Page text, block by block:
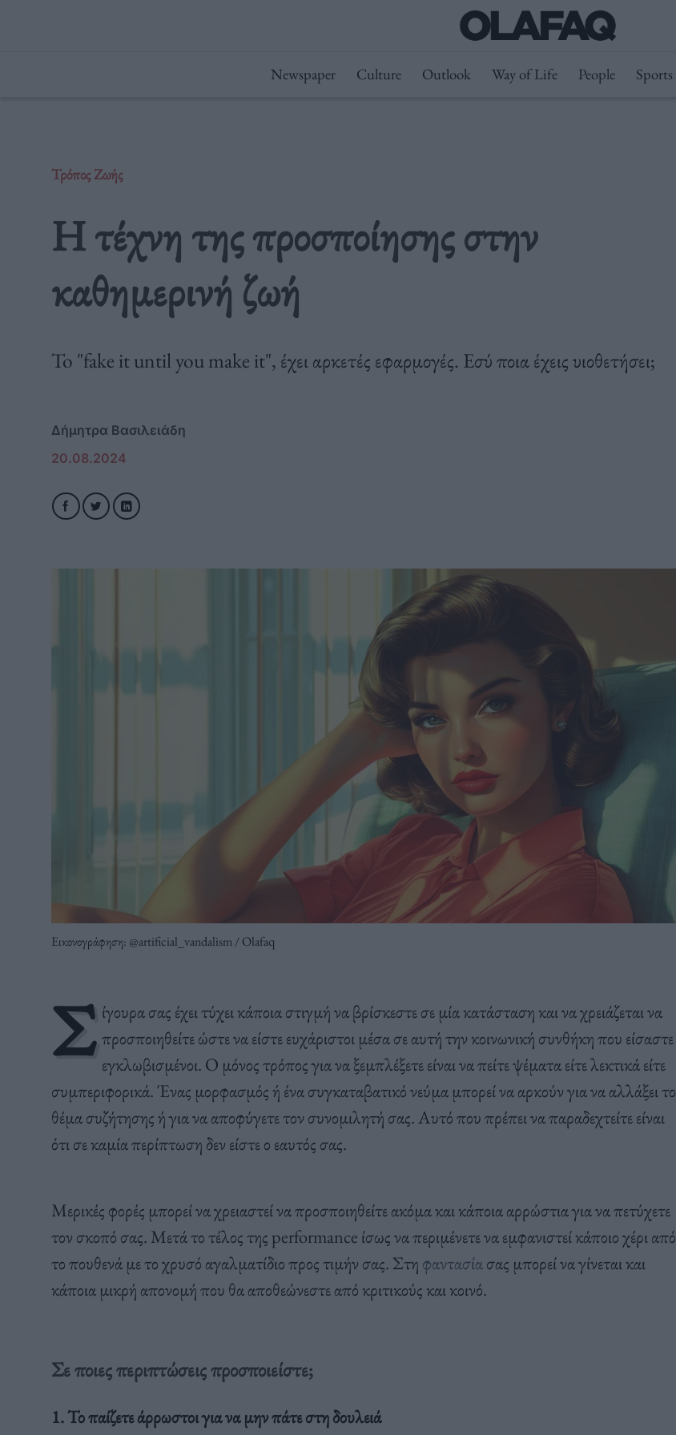
Newspaper Culture Outlook Way of Life People Sports
Τρόπος Ζωής
Η τέχνη της προσποίησης στην
καθημερινή ζωή
To "fake it until you make it", έχει αρκετές εφαρμογές. Εσύ ποια έχεις υιοθετήσει;
Δήμητρα Βασιλειάδη
20.08.2024
Εικονογράφηση: @artificial_vandalism / Olafaq
Σ ίγουρα σας έχει τύχει κάποια στιγμή να βρίσκεστε σε μία κατάσταση και να χρειάζεται να
προσποιηθείτε ώστε να είστε ευχάριστοι μέσα σε αυτή την κοινωνική συνθήκη που είσαστε
εγκλωβισμένοι. Ο μόνος τρόπος για να ξεμπλέξετε είναι να πείτε ψέματα είτε λεκτικά είτε
συμπεριφορικά. Ένας μορφασμός ή ένα συγκαταβατικό νεύμα μπορεί να αρκούν για να αλλάξει το
θέμα συζήτησης ή για να αποφύγετε τον συνομιλητή σας. Αυτό που πρέπει να παραδεχτείτε είναι
ότι σε καμία περίπτωση δεν είστε ο εαυτός σας.
Μερικές φορές μπορεί να χρειαστεί να προσποιηθείτε ακόμα και κάποια αρρώστια για να πετύχετε
τον σκοπό σας. Μετά το τέλος της performance ίσως να περιμένετε να εμφανιστεί κάποιο χέρι από
το πουθενά με το χρυσό αγαλματίδιο προς τιμήν σας. Στη φαντασίασας μπορεί να γίνεται και
κάποια μικρή απονομή που θα αποθεώνεστε από κριτικούς και κοινό.
Σε ποιες περιπτώσεις προσποιείστε;
1. Το παίζετε άρρωστοι για να μην πάτε στη δουλειά